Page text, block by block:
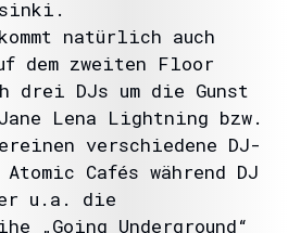
natürlich auch
dem zweiten Floor
DJs um die Gunst
Lena Lightning bzw.
verschiedene DJ-
Cafés während DJ
u.a. die
„Going Underground“